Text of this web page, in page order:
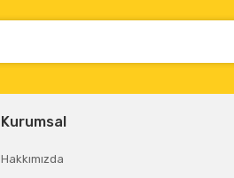
Kurumsal
Hakkımızda